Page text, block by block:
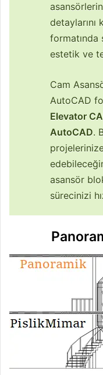
detaylarını
formatında
estetik ve
Cam
AutoCAD
Elevator
AutoCAD.
asansör
sürecinizi